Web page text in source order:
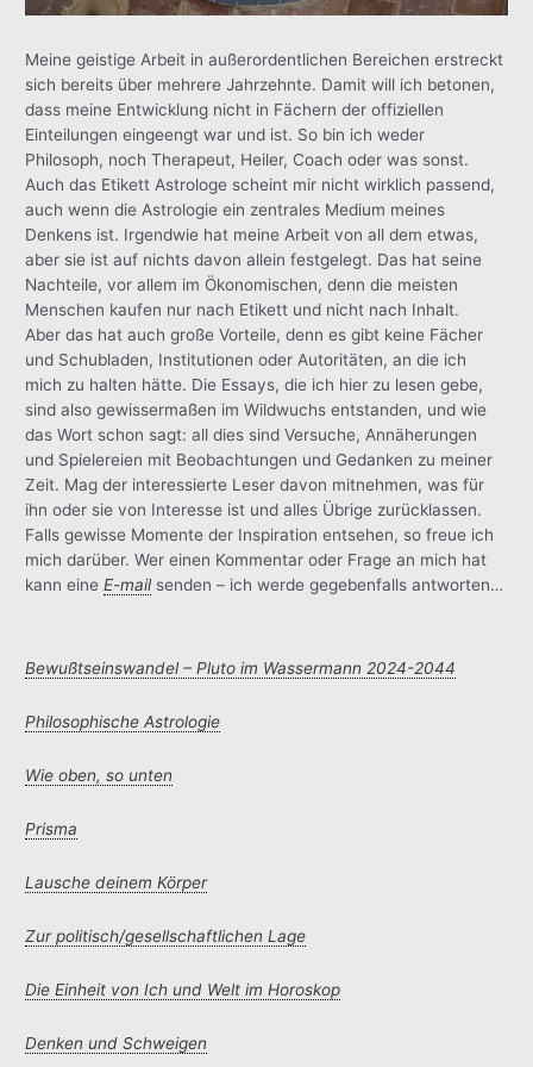
Meine geistige Arbeit in außerordentlichen Bereichen erstreckt
sich bereits über mehrere Jahrzehnte. Damit will ich betonen,
dass meine Entwicklung nicht in Fächern der offiziellen
Einteilungen eingeengt war und ist. So bin ich weder
Philosoph, noch Therapeut, Heiler, Coach oder was sonst.
Auch das Etikett Astrologe scheint mir nicht wirklich passend,
auch wenn die Astrologie ein zentrales Medium meines
Denkens ist. Irgendwie hat meine Arbeit von all dem etwas,
aber sie ist auf nichts davon allein festgelegt. Das hat seine
Nachteile, vor allem im Ökonomischen, denn die meisten
Menschen kaufen nur nach Etikett und nicht nach Inhalt.
Aber das hat auch große Vorteile, denn es gibt keine Fächer
und Schubladen, Institutionen oder Autoritäten, an die ich
mich zu halten hätte. Die Essays, die ich hier zu lesen gebe,
sind also gewissermaßen im Wildwuchs entstanden, und wie
das Wort schon sagt: all dies sind Versuche, Annäherungen
und Spielereien mit Beobachtungen und Gedanken zu meiner
Zeit. Mag der interessierte Leser davon mitnehmen, was für
ihn oder sie von Interesse ist und alles Übrige zurücklassen.
Falls gewisse Momente der Inspiration entsehen, so freue ich
mich darüber. Wer einen Kommentar oder Frage an mich hat
kann eineE-mailsenden – ich werde gegebenfalls antworten…
Bewußtseinswandel – Pluto im Wassermann 2024-2044
Philosophische Astrologie
Wie oben, so unten
Prisma
Lausche deinem Körper
Zur politisch/gesellschaftlichen Lage
Die Einheit von Ich und Welt im Horoskop
Denken und Schweigen